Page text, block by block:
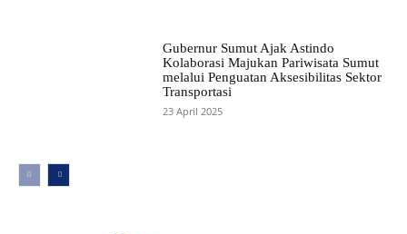
Gubernur Sumut Ajak Astindo
Kolaborasi Majukan Pariwisata Sumut
melalui Penguatan Aksesibilitas Sektor
Transportasi
23 April 2025